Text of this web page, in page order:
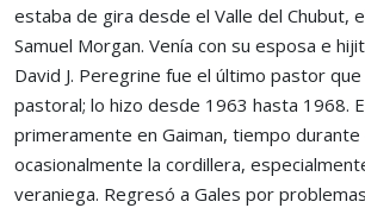
estaba de gira desde el Valle del Chubut,
Samuel Morgan. Venía con su esposa e
David J. Peregrine fue el último pastor que
pastoral; lo hizo desde 1963 hasta 1968.
primeramente en Gaiman, tiempo durante
ocasionalmente la cordillera,
veraniega. Regresó a Gales por